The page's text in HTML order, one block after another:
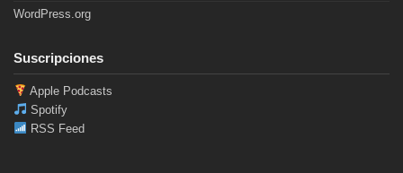
WordPress.org
Suscripciones
Apple Podcasts
Spotify
RSS Feed